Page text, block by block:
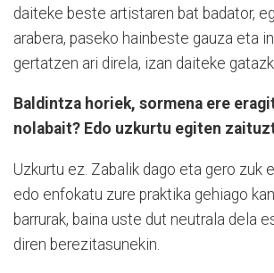
daiteke beste artistaren bat badator,
arabera, paseko hainbeste gauza eta
gertatzen ari direla, izan daiteke
Baldintza horiek, sormena ere
nolabait? Edo uzkurtu egiten
Uzkurtu ez. Zabalik dago eta gero zuk
edo enfokatu zure praktika gehiago
barrurak, baina uste dut neutrala dela
diren berezitasunekin.